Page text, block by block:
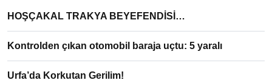
HOŞÇAKAL TRAKYA BEYEFENDİSİ…
Kontrolden çıkan otomobil baraja uçtu: 5 yaralı
Urfa’da Korkutan Gerilim!